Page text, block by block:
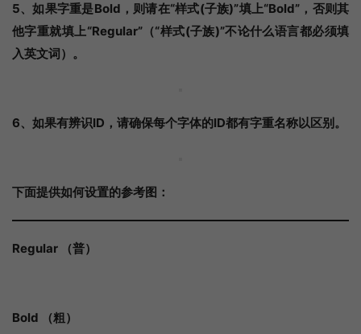
5、如果字重是Bold，则请在“样式(子族)”填上“Bold”，否则其
他字重就填上“Regular”（“样式(子族)”不论什么语言都必须填
入英文词）。
6、如果有辨识ID，请确保每个字体的ID都有字重名称以区别。
下面提供如何设置的参考图：
Regular （普）
Bold （粗）